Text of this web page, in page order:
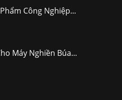
Công Nghiệp...
Máy Nghiền Búa...